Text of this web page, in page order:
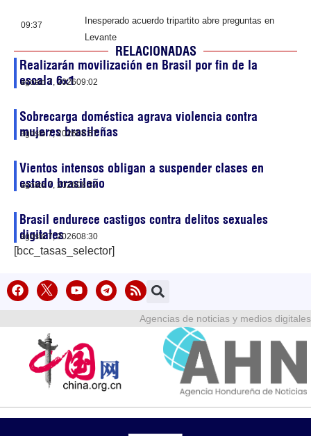
09:37
Inesperado acuerdo tripartito abre preguntas en
Levante
RELACIONADAS
Realizarán movilización en Brasil por fin de la
escala 6×1
agosto 7, 202609:02
Sobrecarga doméstica agrava violencia contra
mujeres brasileñas
agosto 7, 202608:57
Vientos intensos obligan a suspender clases en
estado brasileño
agosto 7, 202608:37
Brasil endurece castigos contra delitos sexuales
digitales
agosto 7, 202608:30
[bcc_tasas_selector]
Agencias de noticias y medios digitales